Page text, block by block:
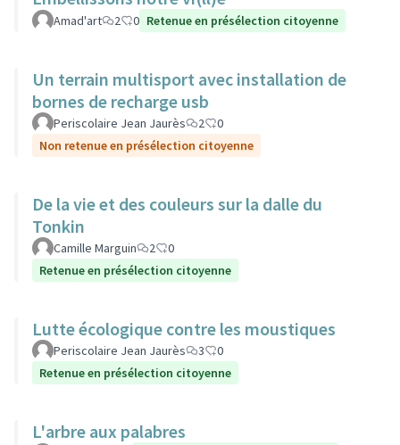
Amad'art 2 0 Retenue en présélection citoyenne
Un terrain multisport avec installation de
bornes de recharge usb
Periscolaire Jean Jaurès 2
0
Non retenue en présélection citoyenne
De la vie et des couleurs sur la dalle du
Tonkin
Camille Marguin 2
0
Retenue en présélection citoyenne
Lutte écologique contre les moustiques
Periscolaire Jean Jaurès 3
0
Retenue en présélection citoyenne
L'arbre aux palabres